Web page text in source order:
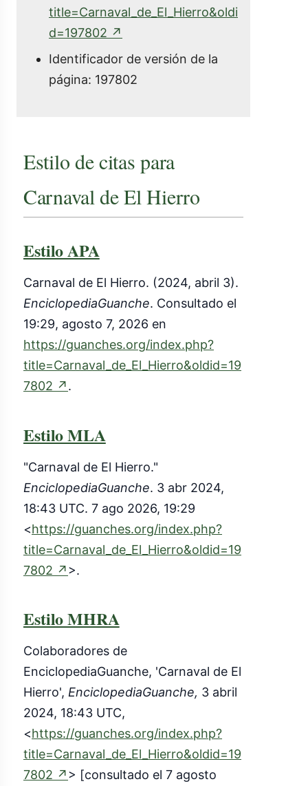
title=Carnaval_de_El_Hierro&oldi
d=197802 ↗
externo)
Identificador de versión de la
página: 197802
Estilo de citas para
Carnaval de El Hierro
Estilo APA
Carnaval de El Hierro. (2024, abril 3).
EnciclopediaGuanche. Consultado el
19:29, agosto 7, 2026 en
https://guanches.org/index.php?
title=Carnaval_de_El_Hierro&oldid=19
7802 ↗.
Estilo MLA
"Carnaval de El Hierro."
EnciclopediaGuanche. 3 abr 2024,
18:43 UTC. 7 ago 2026, 19:29
<https://guanches.org/index.php?
title=Carnaval_de_El_Hierro&oldid=19
7802 ↗(enlace
>.
Estilo MHRA
Colaboradores de
EnciclopediaGuanche, 'Carnaval de El
Hierro', EnciclopediaGuanche, 3 abril
2024, 18:43 UTC,
<https://guanches.org/index.php?
title=Carnaval_de_El_Hierro&oldid=19
7802 ↗(enlace
> [consultado el 7 agosto